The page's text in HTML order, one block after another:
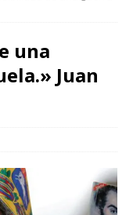
una
Juan